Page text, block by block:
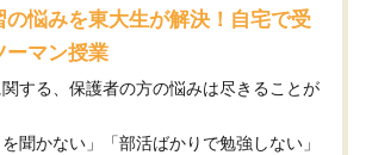
の悩みを東大生が解決！自宅で受
ーマン授業
する、保護者の方の悩みは尽きることが
を聞かない」「部活ばかりで勉強しない」